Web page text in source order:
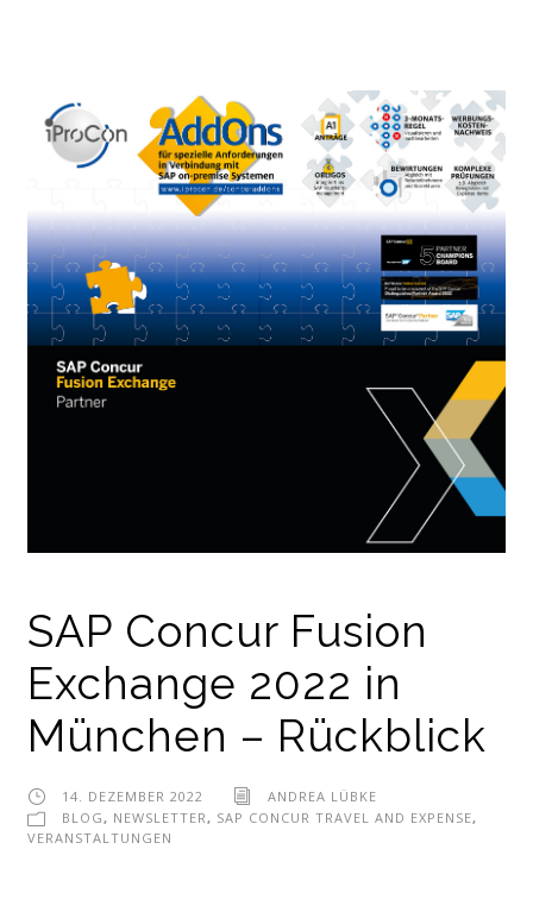
SAP Concur Fusion
Exchange 2022 in
München – Rückblick
14. DEZEMBER 2022
ANDREA LÜBKE
BLOG , NEWSLETTER , SAP CONCUR TRAVEL AND EXPENSE,
VERANSTALTUNGEN